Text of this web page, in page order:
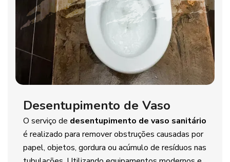
Desentupimento de Vaso
O serviço de desentupimento de vaso sanitário
é realizado para remover obstruções causadas por
papel, objetos, gordura ou acúmulo de resíduos nas